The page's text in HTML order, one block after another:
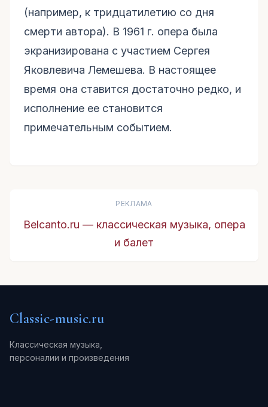
(например, к тридцатилетию со дня
смерти автора). В 1961 г. опера была
экранизирована с участием Сергея
Яковлевича Лемешева. В настоящее
время она ставится достаточно редко, и
исполнение ее становится
примечательным событием.
РЕКЛАМА
Belcanto.ru — классическая музыка, опера
и балет
Classic-music.ru
Классическая музыка,
персоналии и произведения